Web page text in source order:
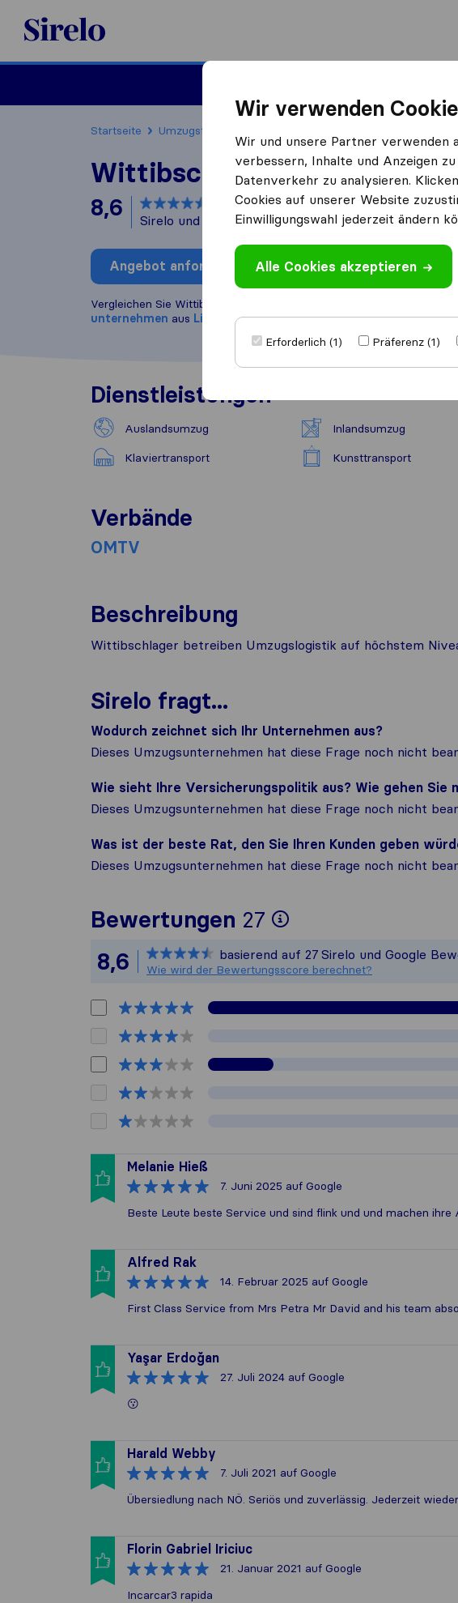
Sirelo.at
Startseite Umzugsfirmen
Wittibschlager GmbH
8,6 basierend auf27
Sirelo und Google Bewertungen
Angebot anfordern Bewertung schreiben
Vergleichen Sie Wittibschlager GmbH mit anderen
unternehmen aus Linz
Dienstleistungen
Auslandsumzug Inlandsumzug
Klaviertransport
Kunsttransport
Verbände
OMTV
Beschreibung
Wittibschlager betreiben Umzugslogistik auf höchstem
Sirelo fragt...
Wodurch zeichnet sich Ihr Unternehmen aus?
Dieses Umzugsunternehmen hat diese Frage noch nicht
Wie sieht Ihre Versicherungspolitik aus? Wie gehen Sie
Dieses Umzugsunternehmen hat diese Frage noch nicht
Was ist der beste Rat, den Sie Ihren Kunden geben
Dieses Umzugsunternehmen hat diese Frage noch nicht
Bewertungen 27
Um Ihnen ein
Sirelo ist nicht
Alle
8,6 basierend auf 27 Sirelo und Google
Wie wird der Bewertungsscore berechnet?
Melanie Hieß
7. Juni 2025 auf Google
Beste Leute beste Service und sind flink und und machen ihre
Alfred Rak
14. Februar 2025 auf Google
First Class Service from Mrs Petra Mr David and his team
Yaşar Erdoğan
27. Juli 2024 auf Google
😗
Harald Webby
7. Juli 2021 auf Google
Übersiedlung nach NÖ. Seriös und zuverlässig. Jederzeit
Florin Gabriel Iriciuc
21. Januar 2021 auf Google
Incarcar3 rapida
Wir verwenden
Wir und unsere Partner verwenden
verbessern, Inhalte und Anzeigen
Datenverkehr zu analysieren.
Cookies auf unserer Website
Einwilligungswahl jederzeit ändern
Alle Cookies akzeptieren
Erforderlich (1) Präferenz (1)